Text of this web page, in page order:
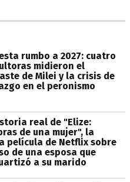
rumbo a 2027: cuatro
midieron el
de Milei y la crisis de
en el peronismo
real de "Elize:
de una mujer", la
película de Netflix sobre
de una esposa que
a su marido